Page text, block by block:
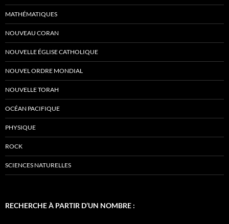
MATHÉMATIQUES
NOUVEAU CORAN
NOUVELLE ÉGLISE CATHOLIQUE
NOUVEL ORDRE MONDIAL
NOUVELLE TORAH
OCÉAN PACIFIQUE
PHYSIQUE
ROCK
SCIENCES NATURELLES
RECHERCHE À PARTIR D’UN NOMBRE :